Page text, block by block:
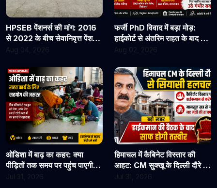
HPSEB पेंशनर्स की मांग: 2016
से 2022 के बीच सेवानिवृत्त पेंशनरों
के सभी देय लाभ तुरंत जारी किए
Aug 04, 2026
फर्जी PhD विवाद में बड़ा मोड़:
हाईकोर्ट से अंतरिम राहत के बाद 3
असिस्टेंट प्रोफेसरों ने फिर संभाला
सुनवाई
Aug 02, 2026
ओडिशा में बाढ़ का कहर: क्या
पीड़ितों तक समय पर पहुंच पाएगी
हिमाचल में कैबिनेट विस्तार की
आहट: CM सुक्खू के दिल्ली दौरे से